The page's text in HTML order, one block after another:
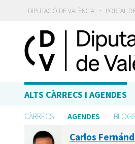
DIPUTACIÓ DE VALÈNCIA · PORTAL
ALTS CÀRRECS I AGENDES
CÀRRECS AGENDES
Carlos